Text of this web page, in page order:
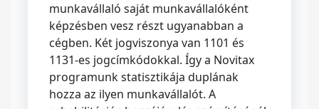
munkavállaló saját munkavállalóként
képzésben vesz részt ugyanabban a
cégben. Két jogviszonya van 1101 és
1131-es jogcímkódokkal. Így a Novitax
programunk statisztikája duplának
hozza az ilyen munkavállalót. A